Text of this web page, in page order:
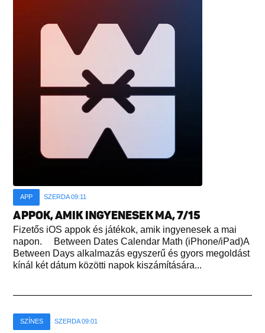
APP SZERDA 09:11
APPOK, AMIK INGYENESEK MA, 7/15
Fizetős iOS appok és játékok, amik ingyenesek a mai
napon. Between Dates Calendar Math (iPhone/iPad)A
Between Days alkalmazás egyszerű és gyors megoldást
kínál két dátum közötti napok kiszámítására...
SZÍNES SZERDA 09:01